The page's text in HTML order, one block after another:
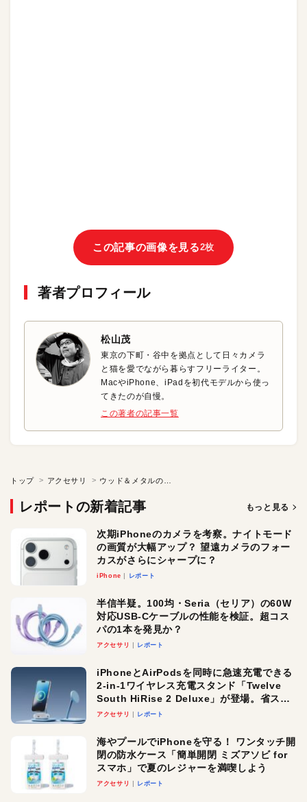
この記事の画像を見る2枚
著者プロフィール
松山茂
東京の下町・谷中を拠点として日々カメラ
と猫を愛でながら暮らすフリーライター。
MacやiPhone、iPadを初代モデルから使っ
てきたのが自慢。
この著者の記事一覧
トップ アクセサリ
レポートの新着記事 もっと見る
次期iPhoneのカメラを考察。ナイトモード
の画質が大幅アップ？ 望遠カメラのフォー
カスがさらにシャープに？
iPhone レポート
半信半疑。100均・Seria（セリア）の60W
対応USB-Cケーブルの性能を検証。超コス
パの1本を発見か？
アクセサリ レポート
iPhoneとAirPodsを同時に急速充電できる
2-in-1ワイヤレス充電スタンド「Twelve
South HiRise 2 Deluxe」が登場。省スペ
ースでおしゃれに充電したい人にオスス
アクセサリ レポート
海やプールでiPhoneを守る！ ワンタッチ開
閉の防水ケース「簡単開閉 ミズアソビ for
スマホ」で夏のレジャーを満喫しよう
アクセサリ レポート